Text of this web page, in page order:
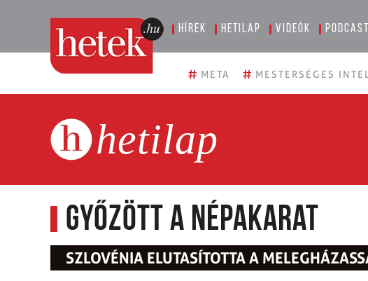
Hírek Hetilap Videók
# META # MESTERSÉGES
hetilap
Győzött a népakarat
SZLOVÉNIA ELUTASÍTOTTA A